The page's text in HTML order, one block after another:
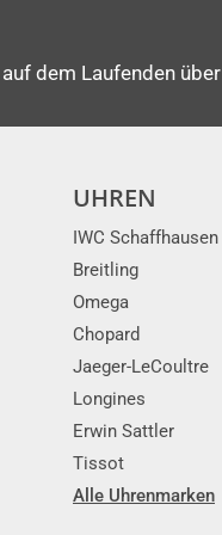
dem Laufenden über
UHREN
IWC Schaffhausen
Breitling
Omega
Chopard
Jaeger-LeCoultre
Longines
Erwin Sattler
Tissot
Alle Uhrenmarken